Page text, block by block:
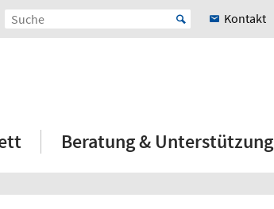
Kontakt
Beratung & Unterstützung